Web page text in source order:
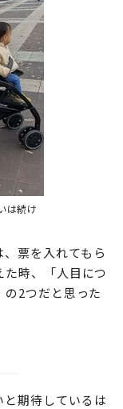
は続け
票を入れてもら
時、「人目につ
の2つだと思った
期待しているは